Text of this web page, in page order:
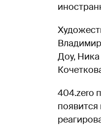
Доу,
404.zero
появится